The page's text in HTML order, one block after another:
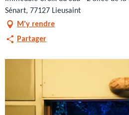
Sénart, 77127 Lieusaint
M'y rendre
Partager